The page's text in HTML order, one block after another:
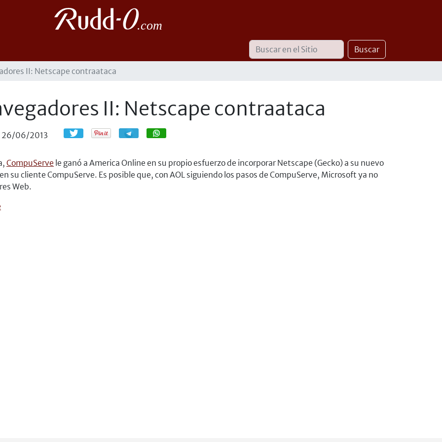
Buscar Buscar
Búsqueda
Avanzada…
II: Netscape contraataca
II: Netscape contraataca
26/06/2013 CompartirCompartir
CompuServe le ganó a America Online en su propio esfuerzo de incorporar Netscape (Gecko) a su nuevo
en su cliente CompuServe. Es posible que, con AOL siguiendo los pasos de CompuServe, Microsoft ya no
Web.